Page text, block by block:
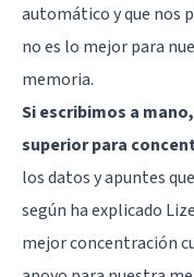
automático y que nos
no es lo mejor para
memoria.
Si escribimos a
superior para
los datos y apuntes
según ha explicado
mejor concentración